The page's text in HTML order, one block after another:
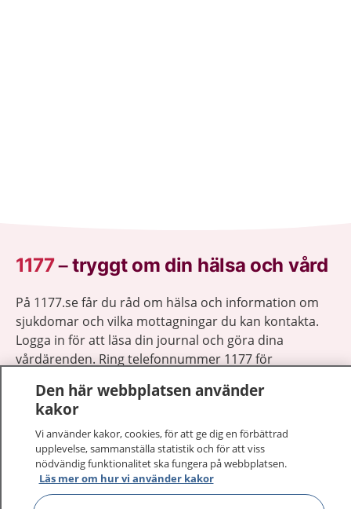
1177–tryggt om din hälsa och vård
På 1177.se får du råd om hälsa och information om
sjukdomar och vilka mottagningar du kan kontakta.
Logga in för att läsa din journal och göra dina
vårdärenden. Ring telefonnummer 1177 för
1177 ger dig råd när du vill må bättre.
1177 på flera språk Visa
Den här webbplatsen använder
kakor
Vi använder kakor, cookies, för att ge dig en förbättrad
upplevelse, sammanställa statistik och för att viss
nödvändig funktionalitet ska fungera på webbplatsen.
Läs mer om hur vi använder kakor